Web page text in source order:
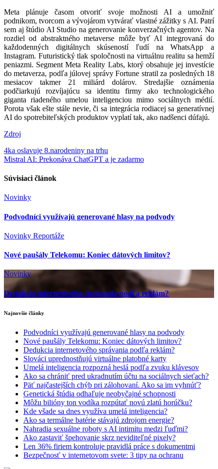
Meta plánuje časom otvoriť svoje možnosti AI a umožniť
podnikom, tvorcom a vývojárom vytvárať vlastné zážitky s AI. Patrí
sem aj štúdio AI Studio na generovanie konverzačných agentov. Na
rozdiel od abstraktného metaverse môže byť AI integrovaná do
každodenných digitálnych skúseností ľudí na WhatsApp a
Instagram. Futuristický tlak spoločnosti na virtuálnu realitu sa hemží
peniazmi. Segment Meta Reality Labs, ktorý obsahuje jej investície
do metaverza, podľa júlovej správy Fortune stratil za posledných 18
mesiacov takmer 21 miliárd dolárov. Stredajšie oznámenia
podčiarkujú rozvíjajúcu sa identitu firmy ako technologického
giganta riadeného umelou inteligenciou mimo sociálnych médií.
Porota však ešte stále nevie, či sa integrácia rodiacej sa generatívnej
AI do spotrebiteľských produktov vyplatí tak, ako nadšenci dúfajú.
Zdroj
Navigácia
v
článku
4ka oslavuje 8.narodeniny na trhu
Mistral AI: Prekonáva ChatGPT a je zadarmo
Súvisiaci článok
Novinky
Podvodníci využívajú generované hlasy na podvody
Novinky Reportáže
Nové paušály Telekomu: Koniec dátových limitov?
Novinky
Dedukcia internetového správania podľa reklám?
Najnovšie články
Podvodníci využívajú generované hlasy na podvody
Nové paušály Telekomu: Koniec dátových limitov?
Dedukcia internetového správania podľa reklám?
Slováci uprednostňujú virtuálne platobné karty
Umelá inteligencia rozpozná heslá podľa zvuku klávesov
Ako sa chrániť pred ukradnutím účtu na sociálnych sieťach?
Päť najčastejších chýb pri zálohovaní. Ako sa im vyhnúť?
Genetická štúdia odhaľuje neobyčajné schopnosti
Môžu bilióny ton vodíka rozpútať novú zlatú horúčku?
Kde všade sa dnes využíva umelá inteligencia?
Ako sa termálne batérie stávajú zdrojom energie?
Nahradia sexuálne roboty s AI intimitu medzi ľuďmi?
Ako zastaviť špehovanie skrz neviditeľné pixely?
Len 36% firiem kontroluje pravidlá práce s dokumentmi
Bezpečnosť v internetovom svete: 3 tipy na ochranu